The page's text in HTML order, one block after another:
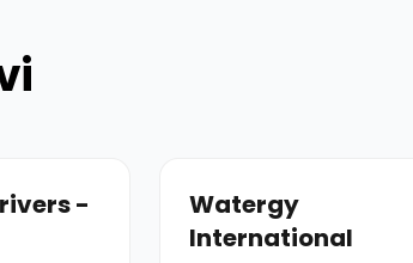
-
Watergy
International